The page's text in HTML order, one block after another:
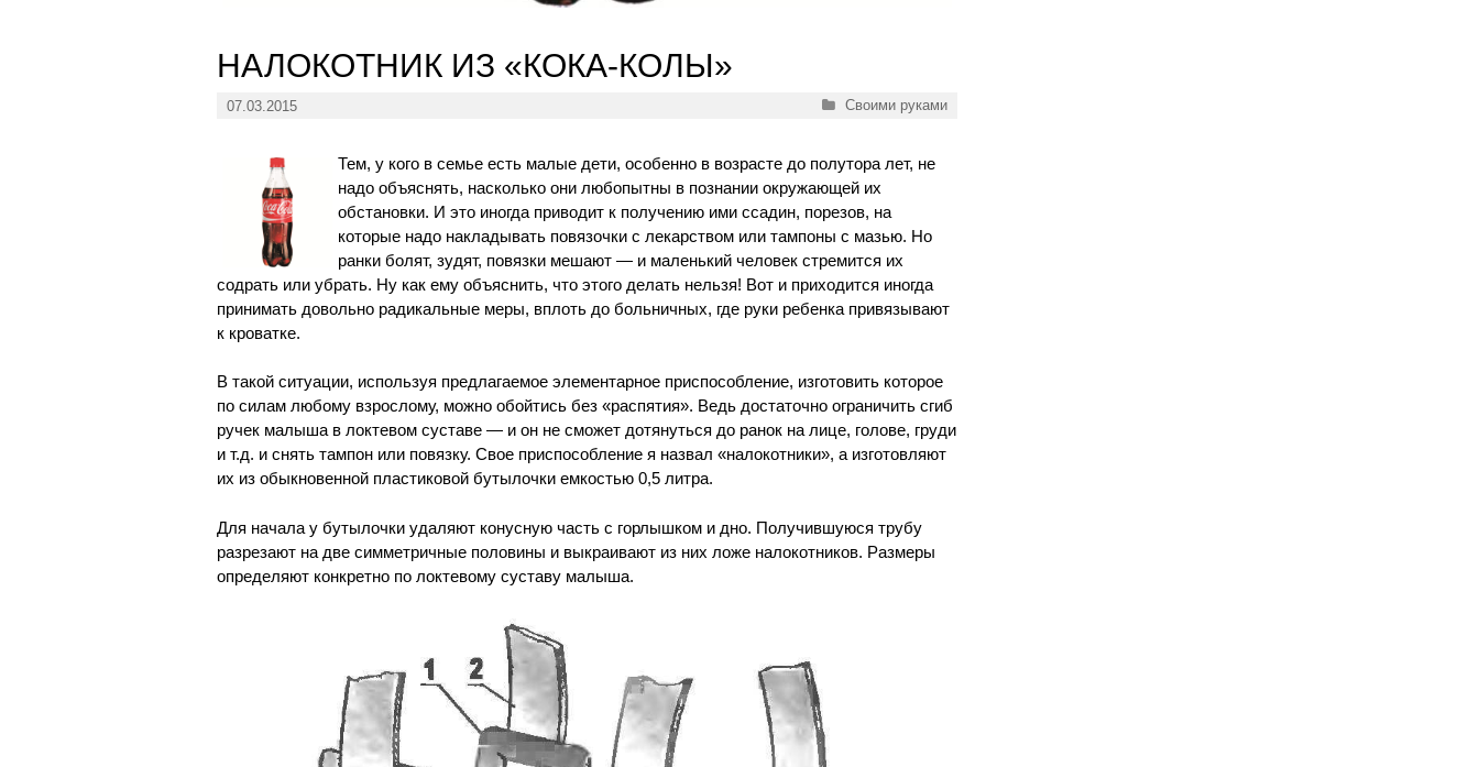
НАЛОКОТНИК ИЗ «КОКА-КОЛЫ»
07.03.2015 Рубрики
Своими руками
Тем, у кого в семье есть малые дети, особенно в возрасте до полутора лет, не
надо объяснять, насколько они любопытны в познании окружающей их
обстановки. И это иногда приводит к получению ими ссадин, порезов, на
которые надо накладывать повязочки с лекарством или тампоны с мазью. Но
ранки болят, зудят, повязки мешают — и маленький человек стремится их
содрать или убрать. Ну как ему объяснить, что этого делать нельзя! Вот и приходится иногда
принимать довольно радикальные меры, вплоть до больничных, где руки ребенка привязывают
к кроватке.
В такой ситуации, используя предлагаемое элементарное приспособление, изготовить которое
по силам любому взрослому, можно обойтись без «распятия». Ведь достаточно ограничить сгиб
ручек малыша в локтевом суставе — и он не сможет дотянуться до ранок на лице, голове, груди
и т.д. и снять тампон или повязку. Свое приспособление я назвал «налокотники», а изготовляют
их из обыкновенной пластиковой бутылочки емкостью 0,5 литра.
Для начала у бутылочки удаляют конусную часть с горлышком и дно. Получившуюся трубу
разрезают на две симметричные половины и выкраивают из них ложе налокотников. Размеры
определяют конкретно по локтевому суставу малыша.